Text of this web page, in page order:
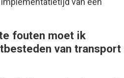
fouten moet ik
van transport